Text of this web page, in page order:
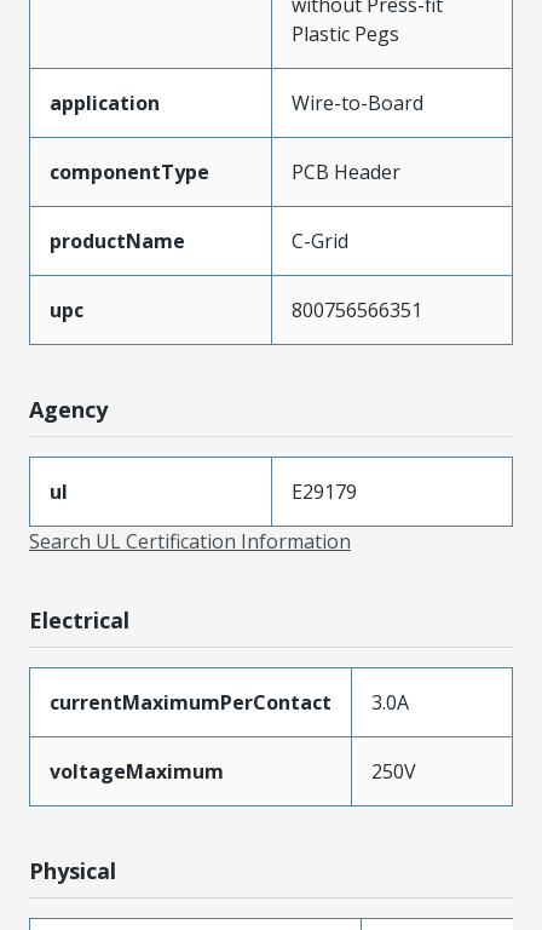
Plastic Pegs
application Wire-to-Board
componentType PCB Header
productName C-Grid
upc 800756566351
Agency
ul
E29179
Search UL Certification Information
Electrical
currentMaximumPerContact 3.0A
voltageMaximum 250V
Physical